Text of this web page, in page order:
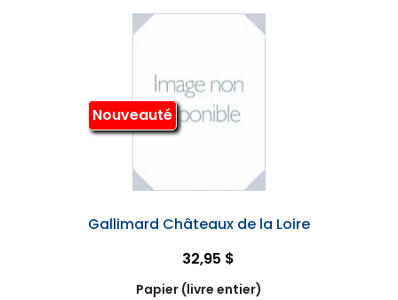
Nouveauté
Gallimard Châteaux de la Loire
32,95 $
Papier (livre entier)